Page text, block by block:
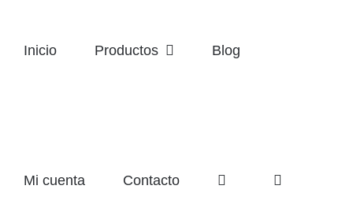
Inicio Productos Blog
Mi cuenta Contacto